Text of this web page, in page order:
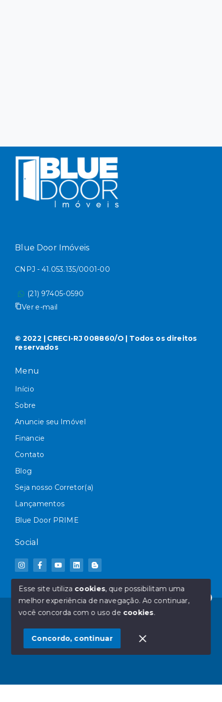
Olá! Deseja mais informações sobre qual IMÓVEL?
Blue Door Imóveis
CNPJ - 41.053.135/0001-00
(21) 97405-0590
Ver e-mail
© 2022 | CRECI-RJ 008860/O | Todos os direitos
reservados
Menu
Início
Sobre
Anuncie seu Imóvel
Financie
Contato
Blog
Seja nosso Corretor(a)
Lançamentos
Blue Door PRIME
Social
© Copyright 2026 - Blue Door Imóveis - Todos os
SITE PARA IMOBILIARIA
Esse site utiliza cookies, que possibilitam uma
melhor experiência de navegação.Ao continuar,
você concorda com o uso de cookies.
Concordo, continuar